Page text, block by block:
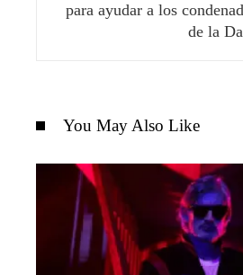
para ayudar a los
de la
You May Also Like